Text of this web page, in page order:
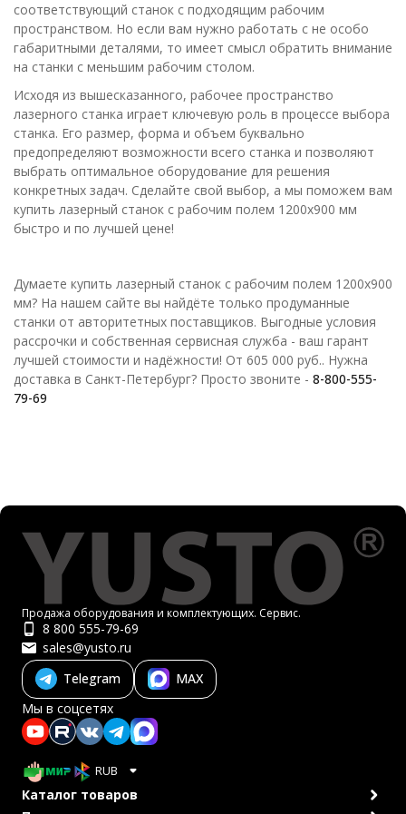
соответствующий станок с подходящим рабочим
пространством. Но если вам нужно работать с не особо
габаритными деталями, то имеет смысл обратить внимание
на станки с меньшим рабочим столом.
Исходя из вышесказанного, рабочее пространство
лазерного станка играет ключевую роль в процессе выбора
станка. Его размер, форма и объем буквально
предопределяют возможности всего станка и позволяют
выбрать оптимальное оборудование для решения
конкретных задач. Сделайте свой выбор, а мы поможем вам
купить лазерный станок с рабочим полем 1200х900 мм
быстро и по лучшей цене!
Думаете купить лазерный станок с рабочим полем 1200х900
мм? На нашем сайте вы найдёте только продуманные
станки от авторитетных поставщиков. Выгодные условия
рассрочки и собственная сервисная служба - ваш гарант
лучшей стоимости и надёжности! От 605 000 руб.. Нужна
доставка в Санкт-Петербург? Просто звоните - 8-800-555-
79-69
Продажа оборудования и комплектующих. Сервис.
8 800 555-79-69
sales@yusto.ru
Telegram
MAX
Мы в соцсетях
RUB
Каталог товаров